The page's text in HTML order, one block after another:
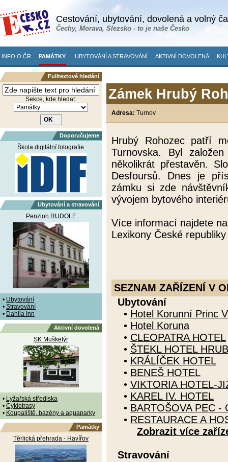
Cestování, ubytování, dovolená a volný
Čechy, Morava, Slezsko - to je naše Česko
INFO O ČR PAMÁTKY UBYTOVÁNÍ A STRAVOVÁNÍ AKTIVNÍ DOVOLENÁ
Fulltextové hledání
Sekce, kde hledat:
Doporučujeme
Škola digitální fotografie
Ubytování a stravování
Penzion RUDOLF
• Ubytování
• Stravování
• Dahlia Inn
Aktivní dovolená
SK Mušketýr
• Lyžařská střediska
• Cyklotrasy
• Koupaliště, bazény a aquaparky
Památky
Těrlická přehrada - Havířov
Zámek Hrubý
Adresa: Turnov
Hrubý Rohozec patří
Turnovska. Byl
několikrát přestavěn.
Desfoursů. Dnes je
zámku si zde
vývojem bytového
Více informací najdete
Lexikony České
SEZNAM ZAŘÍZENÍ V
Ubytování
• Hotel Korunní Princ
• Hotel Koruna
• CLEOPATRA HOTEL
• ŠTEKL HOTEL
• KRÁLÍČEK HOTEL
• BENEŠ HOTEL
• VIKTORIA HOTEL-
• KAREL IV. HOTEL
• BARTOŠOVA PEC -
• RESTAURACE A
Zobrazit více
Stravování